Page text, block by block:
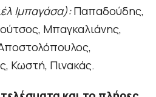
Ιμπαγάσα):Παπαδούδης,
Μπαγκαλιάνης,
Κωστή, Πινακάς.